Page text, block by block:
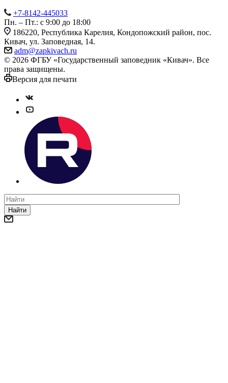
+7-8142-445033
Пн. – Пт.: с 9:00 до 18:00
186220, Республика Карелия, Кондопожский район, пос.
Кивач, ул. Заповедная, 14.
adm@zapkivach.ru
© 2026 ФГБУ «Государственный заповедник «Кивач». Все
права защищены.
Версия для печати
Найти